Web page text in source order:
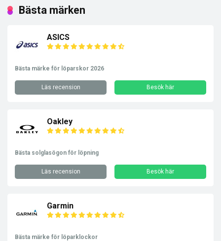
Bästa märken
ASICS
Bästa märke för löparskor 2026
Läs recension Besök här
Oakley
Bästa solglasögon för löpning
Läs recension Besök här
Garmin
Bästa märke för löparklockor